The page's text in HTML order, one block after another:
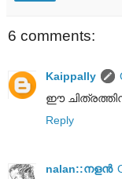
6 comments:
Kaippally
ഈ ചിത്രത്തിനു
Reply
nalan::നളന്‍